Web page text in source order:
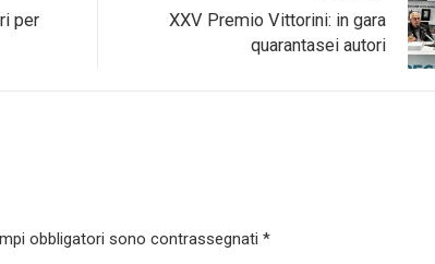
per
XXV Premio Vittorini: in gara
quarantasei autori
obbligatori sono contrassegnati *